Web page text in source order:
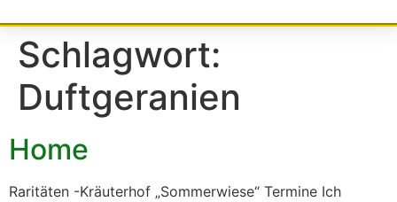
Schlagwort:
Duftgeranien
Home
Raritäten -Kräuterhof „Sommerwiese“ Termine Ich